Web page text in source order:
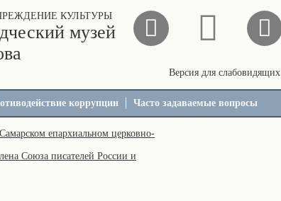
КУЛЬТУРЫ
музей
Версия для слабовидящих
коррупции Часто задаваемые вопросы
епархиальном церковно-
Союза писателей России и